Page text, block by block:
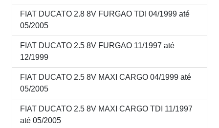
FIAT DUCATO 2.8 8V FURGAO TDI 04/1999 até
05/2005
FIAT DUCATO 2.5 8V FURGAO 11/1997 até
12/1999
FIAT DUCATO 2.5 8V MAXI CARGO 04/1999 até
05/2005
FIAT DUCATO 2.5 8V MAXI CARGO TDI 11/1997
até 05/2005